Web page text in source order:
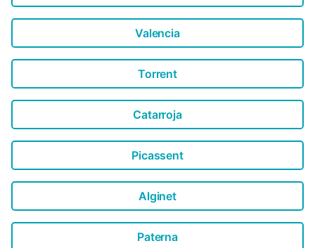
Valencia
Torrent
Catarroja
Picassent
Alginet
Paterna